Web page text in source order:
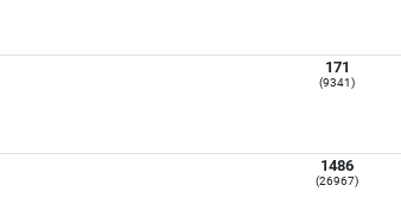
171
(9341)
1486
(26967)